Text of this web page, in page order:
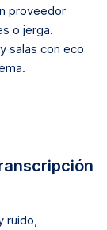
proveedor
o jerga.
salas con eco
ruido,